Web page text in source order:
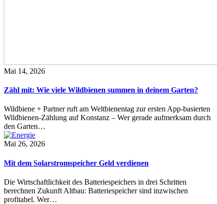
Mai 14, 2026
Zähl mit: Wie viele Wildbienen summen in deinem Garten?
Wildbiene + Partner ruft am Weltbienentag zur ersten App-basierten
Wildbienen-Zählung auf Konstanz – Wer gerade aufmerksam durch
den Garten…
Mai 26, 2026
Mit dem Solarstromspeicher Geld verdienen
Die Wirtschaftlichkeit des Batteriespeichers in drei Schritten
berechnen Zukunft Altbau: Batteriespeicher sind inzwischen
profitabel. Wer…